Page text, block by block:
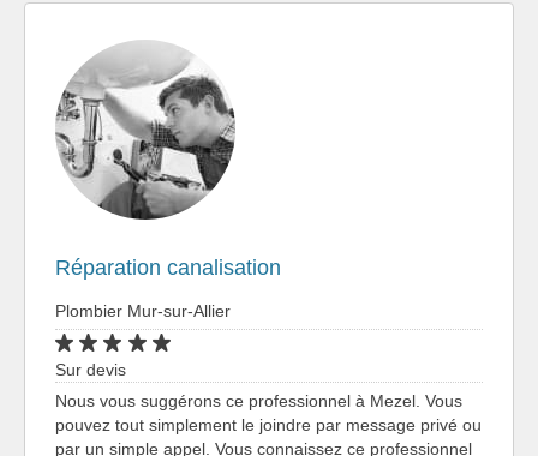
Réparation canalisation
Plombier Mur-sur-Allier
Sur devis
Nous vous suggérons ce professionnel à Mezel. Vous
pouvez tout simplement le joindre par message privé ou
par un simple appel. Vous connaissez ce professionnel